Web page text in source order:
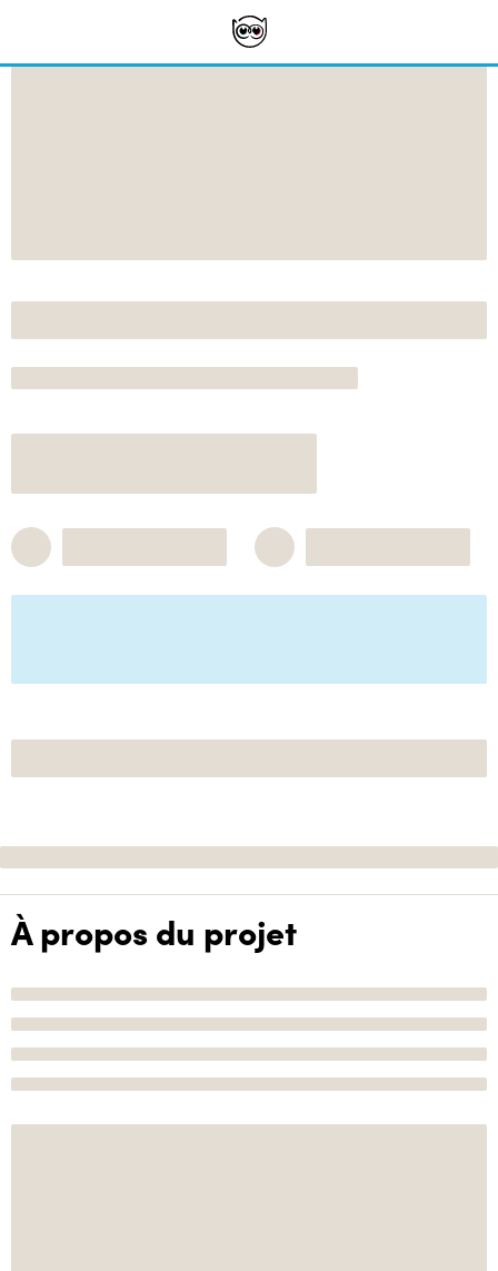
À propos du projet